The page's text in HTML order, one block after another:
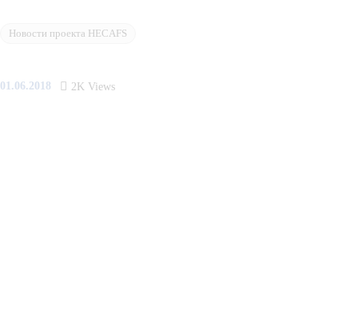
Новости проекта HECAFS
01.06.2018 2K Views